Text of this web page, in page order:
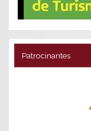
Patrocinantes